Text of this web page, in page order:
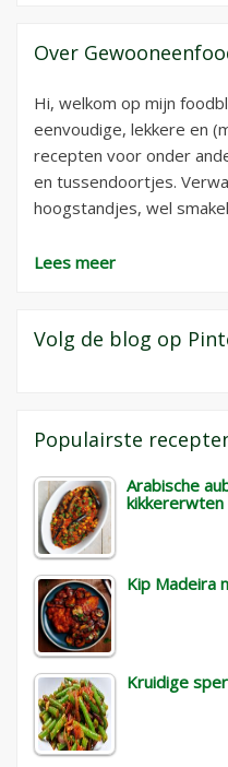
Over
Hi, welkom op mijn
eenvoudige, lekkere en
recepten voor onder
en tussendoortjes.
hoogstandjes, wel
Lees meer
Volg de blog op
Populairste
Arabische
Kip Madeira
Kruidige